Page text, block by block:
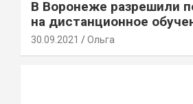
В Воронеже разрешили
на дистанционное
30.09.2021 Ольга